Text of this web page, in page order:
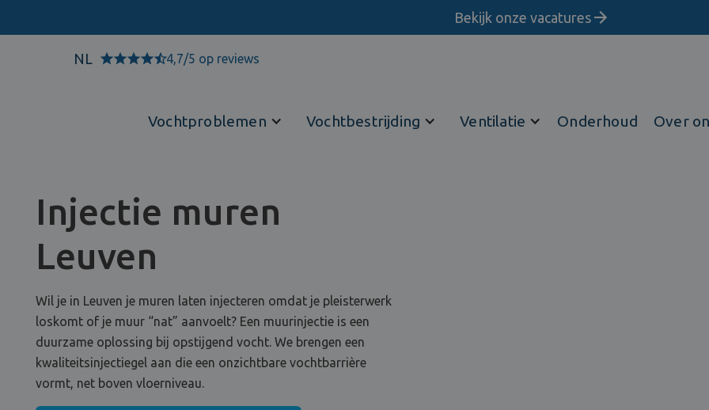
Bekijk onze vacatures
NL 4,7/5 op reviews
Vochtproblemen Vochtbestrijding Ventilatie Onderhoud Over
Injectie muren
Leuven
Wil je in Leuven je muren laten injecteren omdat je pleisterwerk
loskomt of je muur “nat” aanvoelt? Een muurinjectie is een
duurzame oplossing bij opstijgend vocht. We brengen een
kwaliteitsinjectiegel aan die een onzichtbare vochtbarrière
vormt, net boven vloerniveau.